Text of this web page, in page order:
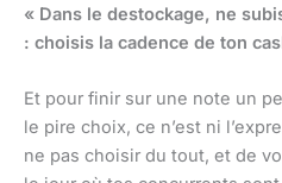
« Dans le destockage, ne
: choisis la cadence de ton
Et pour finir sur une note un
le pire choix, ce n’est ni
ne pas choisir du tout, et de